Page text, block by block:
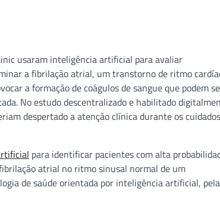
usaram inteligência artificial para avaliar
a fibrilação atrial, um transtorno de ritmo
a formação de coágulos de sangue que podem
No estudo descentralizado e habilitado
despertado a atenção clínica durante os
para identificar pacientes com alta
atrial no ritmo sinusal normal de um
de saúde orientada por inteligência artificial, pela